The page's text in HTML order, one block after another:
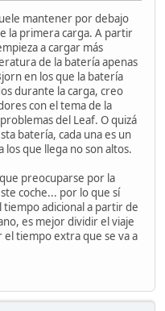
mantener por debajo
la primera carga. A partir
a cargar más
de la batería apenas
en los que la batería
durante la carga, creo
con el tema de la
del Leaf. O quizá
batería, cada una es un
los que llega no son altos.
preocuparse por la
coche... por lo que sí
adicional a partir de
es mejor dividir el viaje
tiempo extra que se va a